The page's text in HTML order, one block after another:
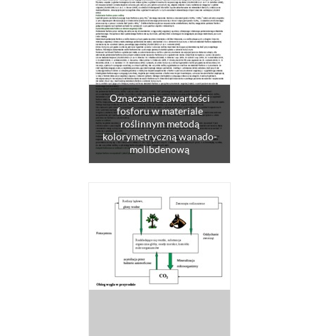
Oznaczanie zawartości
fosforu w materiale
roślinnym metodą
kolorymetryczną wanado-
molibdenową